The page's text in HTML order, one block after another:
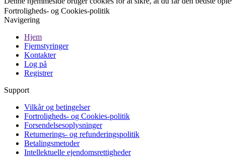
Fortroligheds- og Cookies-politik
Navigering
Hjem
Fjernstyringer
Kontakter
Log på
Registrer
Support
Vilkår og betingelser
Fortroligheds- og Cookies-politik
Forsendelsesoplysninger
Returnerings- og refunderingspolitik
Betalingsmetoder
Intellektuelle ejendomsrettigheder